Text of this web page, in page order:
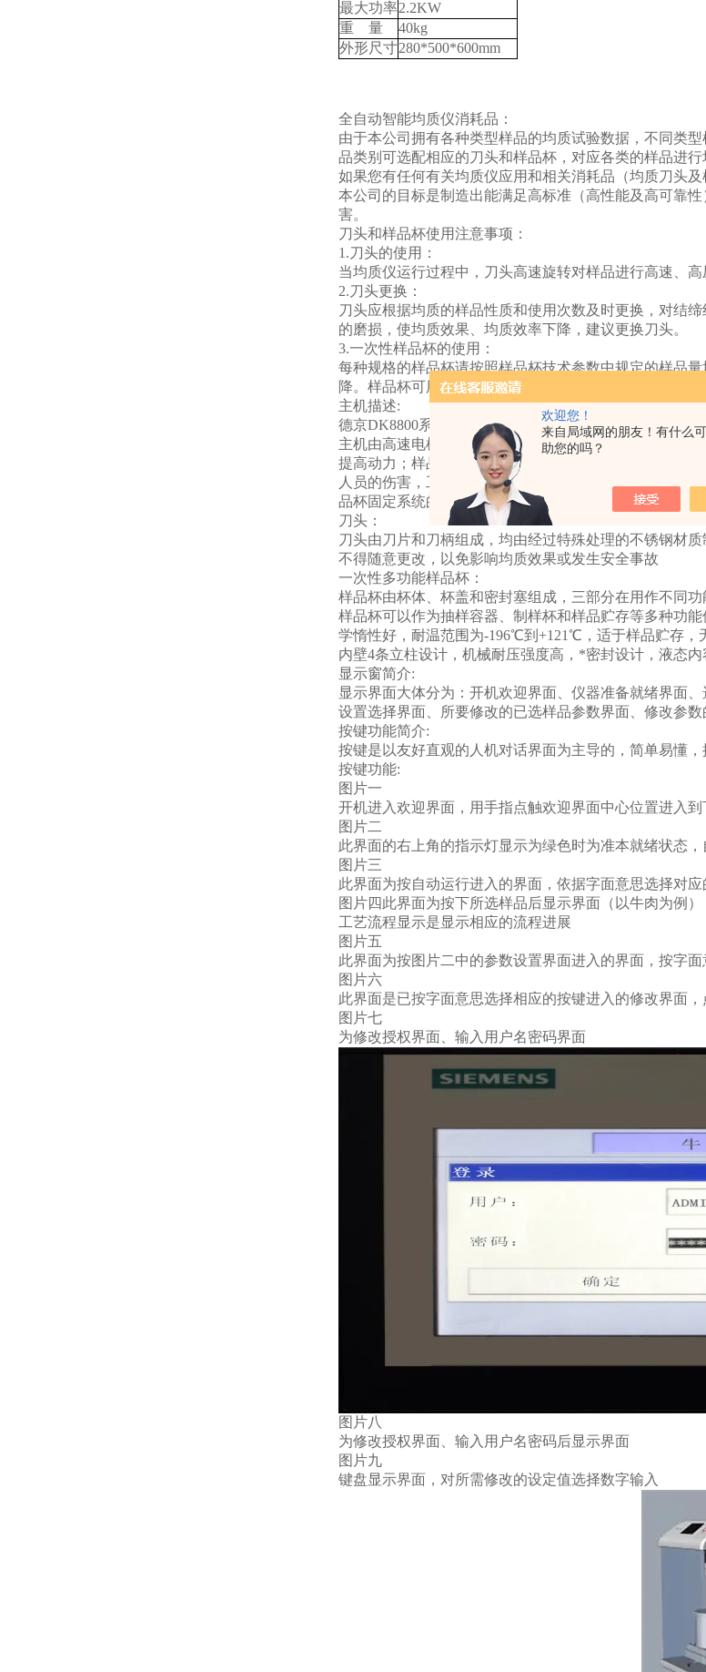
欢迎您！
来自局域网的朋友！有什么
助您的吗？
最大功率2.2KW
重 量
40kg
外形尺寸280*500*600mm
全自动智能均质仪消耗品：
由于本公司拥有各种类型样品的均质试验数据，不同类
品类别可选配相应的刀头和样品杯，对应各类的样品进行
如果您有任何有关均质仪应用和相关消耗品（均质刀头
本公司的目标是制造出能满足高标准（高性能及高可靠
害。
刀头和样品杯使用注意事项：
1.刀头的使用：
当均质仪运行过程中，刀头高速旋转对样品进行高速、
2.刀头更换：
刀头应根据均质的样品性质和使用次数及时更换，对结
的磨损，使均质效果、均质效率下降，建议更换刀头。
3.一次性样品杯的使用：
每种规格的样品杯请按照样品杯技术参数中规定的样品
降。样品杯可用作样品保存，耐温范围为-196℃到+121℃
主机描述:
德京DK8800系列均质仪由主机、刀头、一次性多功能样
主机由高速电机、样品杯固定系统、安全门、电机和样
提高动力；样品杯固定系统功能是保证系统在工作状态
人员的伤害，工作状态下开启安全门系统自动暂停工作
品杯固定系统的自动启停
刀头：
刀头由刀片和刀柄组成，均由经过特殊处理的不锈钢材
不得随意更改，以免影响均质效果或发生安全事故
一次性多功能样品杯：
样品杯由杯体、杯盖和密封塞组成，三部分在用作不同功
样品杯可以作为抽样容器、制样杯和样品贮存等多种功
学惰性好，耐温范围为-196℃到+121℃，适于样品贮存，
内壁4条立柱设计，机械耐压强度高，*密封设计，液态内
显示窗简介:
显示界面大体分为：开机欢迎界面、仪器准备就绪界面
设置选择界面、所要修改的已选样品参数界面、修改参
按键功能简介:
按键是以友好直观的人机对话界面为主导的，简单易懂，
按键功能:
图片一
开机进入欢迎界面，用手指点触欢迎界面中心位置进入
图片二
此界面的右上角的指示灯显示为绿色时为准本就绪状态
图片三
此界面为按自动运行进入的界面，依据字面意思选择对
图片四此界面为按下所选样品后显示界面（以牛肉为例
工艺流程显示是显示相应的流程进展
图片五
此界面为按图片二中的参数设置界面进入的界面，按字
图片六
此界面是已按字面意思选择相应的按键进入的修改界面
图片七
为修改授权界面、输入用户名密码界面
图片八
为修改授权界面、输入用户名密码后显示界面
图片九
键盘显示界面，对所需修改的设定值选择数字输入